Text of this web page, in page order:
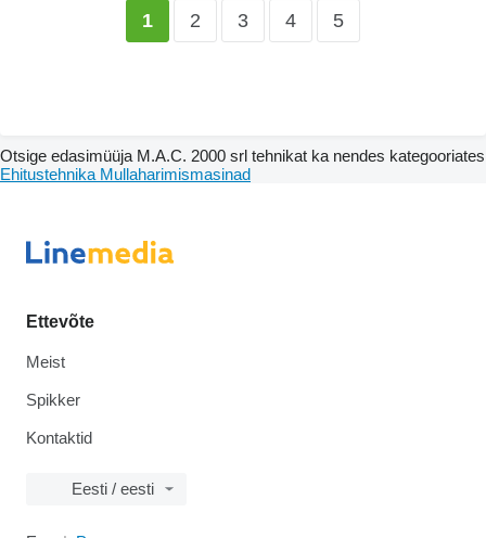
1 2 3 4 5
Otsige edasimüüja M.A.C. 2000 srl tehnikat ka nendes kategooriates
Ehitustehnika Mullaharimismasinad
Ettevõte
Meist
Spikker
Kontaktid
Eesti / eesti